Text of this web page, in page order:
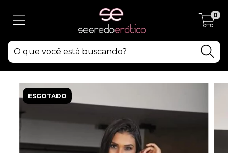
0
ESGOTADO